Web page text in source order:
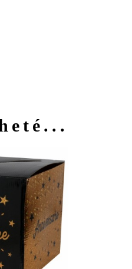
Aperçu rapide